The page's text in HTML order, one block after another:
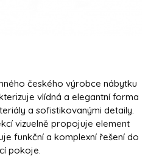
českého výrobce nábytku
vlídná a elegantní forma
a sofistikovanými detaily.
vizuelně propojuje element
funkční a komplexní řešení do
pokoje.